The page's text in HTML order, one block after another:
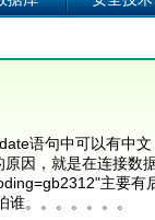
语句中可以有中
因，就是在连接数
主要有
。。。。。。。